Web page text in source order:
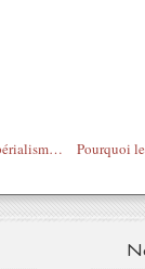
Henry Kissinger et les crimes de l’impérialisme américain